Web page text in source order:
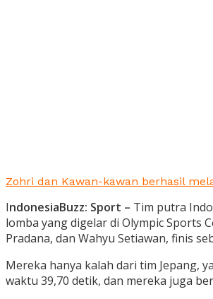
Zohri dan Kawan-kawan berhasil
IndonesiaBuzz: Sport – Tim putra
lomba yang digelar di Olympic Sports
Pradana, dan Wahyu Setiawan, finis
Mereka hanya kalah dari tim Jepang,
waktu 39,70 detik, dan mereka juga